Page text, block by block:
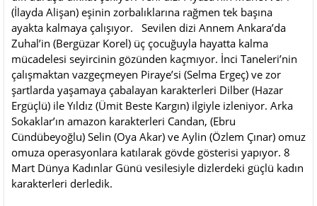
(İlayda Alişan) eşinin zorbalıklarına rağmen tek başına
ayakta kalmaya çalışıyor. Sevilen dizi Annem Ankara’da
Zuhal’in (Bergüzar Korel) üç çocuğuyla hayatta kalma
mücadelesi seyircinin gözünden kaçmıyor. İnci Taneleri’nin
çalışmaktan vazgeçmeyen Piraye’si (Selma Ergeç) ve zor
şartlarda yaşamaya çabalayan karakterleri Dilber (Hazar
Ergüçlü) ile Yıldız (Ümit Beste Kargın) ilgiyle izleniyor. Arka
Sokaklar’ın amazon karakterleri Candan, (Ebru
Cündübeyoğlu) Selin (Oya Akar) ve Aylin (Özlem Çınar) omuz
omuza operasyonlara katılarak gövde gösterisi yapıyor. 8
Mart Dünya Kadınlar Günü vesilesiyle dizlerdeki güçlü kadın
karakterleri derledik.